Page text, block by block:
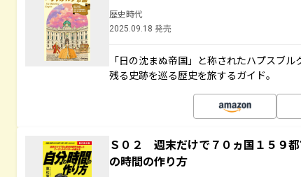
歴史時代
2025.09.18 発売
「日の沈まぬ帝国」と称されたハプスブ
残る史跡を巡る歴史を旅するガイド。
Ｓ０２ 週末だけで７０ヵ国１５９
の時間の作り方